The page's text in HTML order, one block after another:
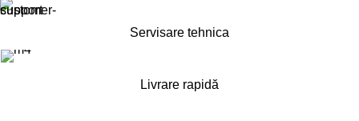
Servisare tehnica
Livrare rapidă